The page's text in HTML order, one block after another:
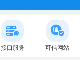
接口服务 可信网站